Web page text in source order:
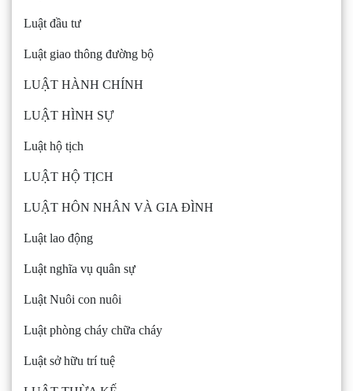
Luật đầu tư
Luật giao thông đường bộ
LUẬT HÀNH CHÍNH
LUẬT HÌNH SỰ
Luật hộ tịch
LUẬT HỘ TỊCH
LUẬT HÔN NHÂN VÀ GIA ĐÌNH
Luật lao động
Luật nghĩa vụ quân sự
Luật Nuôi con nuôi
Luật phòng cháy chữa cháy
Luật sở hữu trí tuệ